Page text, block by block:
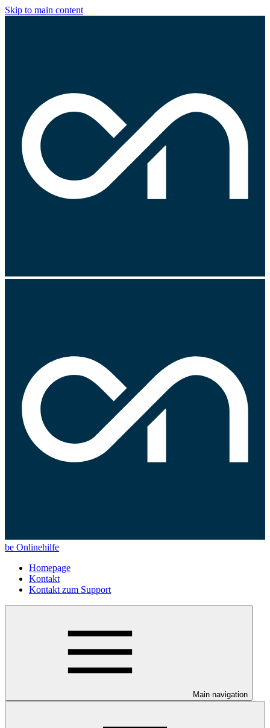
Skip to main content
be Onlinehilfe
Homepage
Kontakt
Kontakt zum Support
Main navigation